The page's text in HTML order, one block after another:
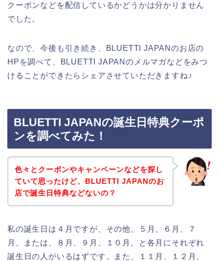
クーポンなどを配信しているかどうかは分かりません
でした。
なので、今後も引き続き、BLUETTI JAPANのお店の
HPを調べて、BLUETTI JAPANのメルマガなどをみつ
けることができたらシェアさせていただきますね♪
BLUETTI JAPANの誕生日特典クーポ
ンを調べてみた！
色々とクーポンやキャンペーンなどを探し
ていて思ったけど、BLUETTI JAPANのお
店で誕生日特典などないの？
私の誕生日は４月ですが、その他、５月、６月、７
月、または、８月、９月、１０月、と各月にそれぞれ
誕生日の人がいるはずです。また、１１月、１２月、